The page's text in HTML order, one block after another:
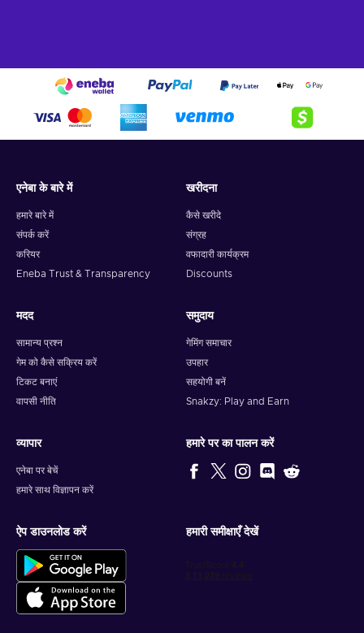
एनेबा के बारे में
हमारे बारे में
संपर्क करें
करियर
Eneba Trust & Transparency
खरीदना
कैसे खरीदे
संग्रह
वफादारी कार्यक्रम
Discounts
मदद
सामान्य प्रश्न
गेम को कैसे सक्रिय करें
टिकट बनाएं
वापसी नीति
समुदाय
गेमिंग समाचार
उपहार
सहयोगी बनें
Snakzy: Play and Earn
व्यापार
एनेबा पर बेचें
हमारे साथ विज्ञापन करें
हमारे पर का पालन करें
ऐप डाउनलोड करें हमारी समीक्षाएँ देखें